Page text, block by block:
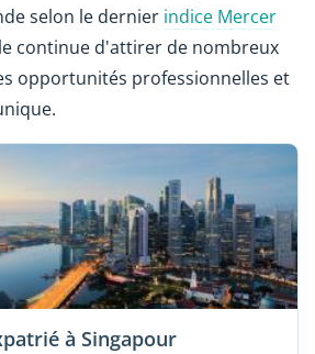
selon le dernier indice Mercer
continue d'attirer de nombreux
opportunités professionnelles et
à Singapour